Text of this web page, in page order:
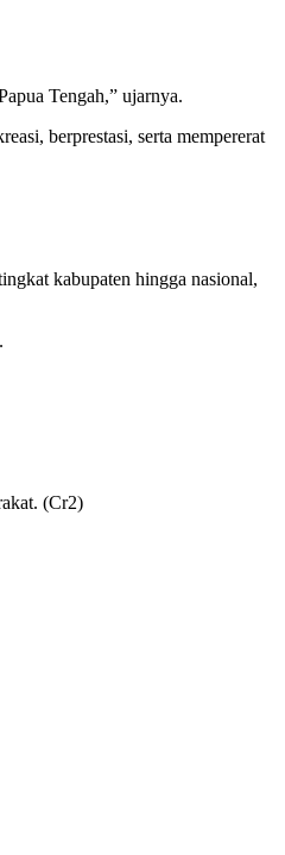
Tengah,” ujarnya.
berprestasi, serta mempererat
kabupaten hingga nasional,
(Cr2)